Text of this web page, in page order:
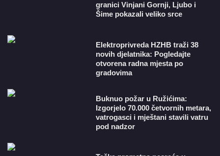
granici Vinjani Gornji, Ljubo i
Šime pokazali veliko srce
​Elektroprivreda HZHB traži 38
novih djelatnika: Pogledajte
otvorena radna mjesta po
gradovima
Buknuo požar u Ružićima:
Izgorjelo 70.000 četvornih metara,
vatrogasci i mještani stavili vatru
pod nadzor